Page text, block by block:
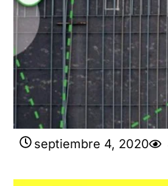
septiembre 4, 2020